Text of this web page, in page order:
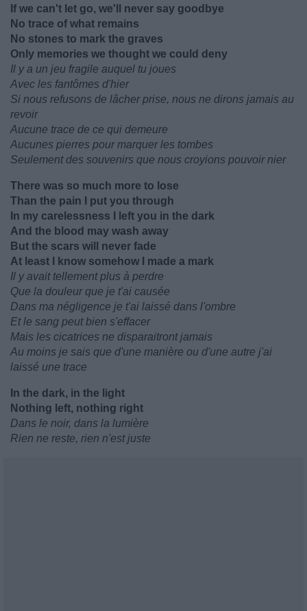
If we can't let go, we'll never say goodbye
No trace of what remains
No stones to mark the graves
Only memories we thought we could deny
Il y a un jeu fragile auquel tu joues
Avec les fantômes d'hier
Si nous refusons de lâcher prise, nous ne dirons jamais au
revoir
Aucune trace de ce qui demeure
Aucunes pierres pour marquer les tombes
Seulement des souvenirs que nous croyions pouvoir nier
There was so much more to lose
Than the pain I put you through
In my carelessness I left you in the dark
And the blood may wash away
But the scars will never fade
At least I know somehow I made a mark
Il y avait tellement plus à perdre
Que la douleur que je t'ai causée
Dans ma négligence je t'ai laissé dans l'ombre
Et le sang peut bien s'effacer
Mais les cicatrices ne disparaitront jamais
Au moins je sais que d'une manière ou d'une autre j'ai
laissé une trace
In the dark, in the light
Nothing left, nothing right
Dans le noir, dans la lumière
Rien ne reste, rien n'est juste